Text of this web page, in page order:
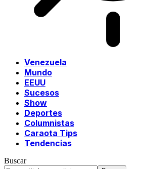
Venezuela
Mundo
EEUU
Sucesos
Show
Deportes
Columnistas
Caraota Tips
Tendencias
Buscar